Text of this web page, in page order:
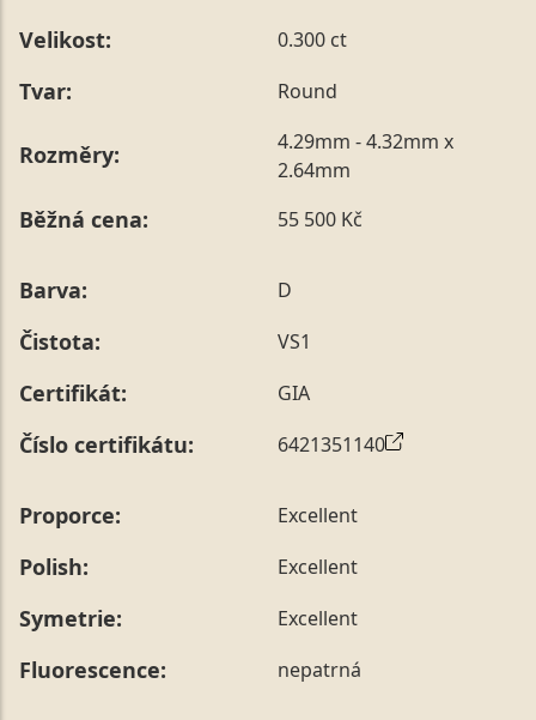
Velikost: 0.300 ct
Tvar: Round
Rozměry:
4.29mm - 4.32mm x
2.64mm
Běžná cena: 55 500 Kč
Barva: D
Čistota: VS1
Certifikát: GIA
Číslo certifikátu: 6421351140
Proporce: Excellent
Polish: Excellent
Symetrie: Excellent
Fluorescence: nepatrná